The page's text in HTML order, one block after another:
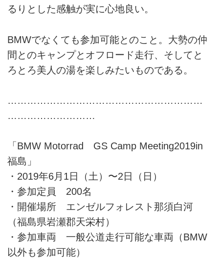
るりとした感触が実に心地良い。
BMWでなくても参加可能とのこと。大勢の仲
間とのキャンプとオフロード走行、そしてと
ろとろ美人の湯を楽しみたいものである。
……………………………………………………
………………………
「BMW Motorrad GS Camp Meeting2019in
福島」
・2019年6月1日（土）〜2日（日）
・参加定員 200名
・開催場所 エンゼルフォレスト那須白河
（福島県岩瀬郡天栄村）
・参加車両 一般公道走行可能な車両（BMW
以外も参加可能）